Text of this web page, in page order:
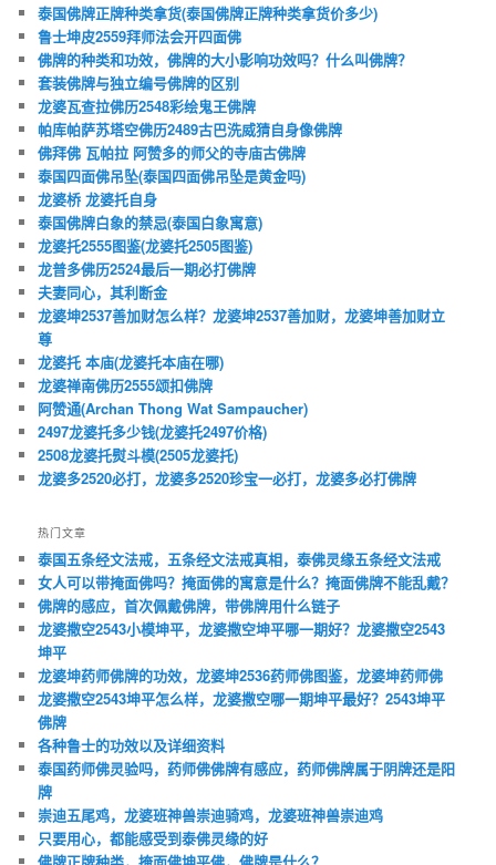
泰国佛牌正牌种类拿货(泰国佛牌正牌种类拿货价多少)
鲁士坤皮2559拜师法会开四面佛
佛牌的种类和功效，佛牌的大小影响功效吗？什么叫佛牌？
套装佛牌与独立编号佛牌的区别
龙婆瓦查拉佛历2548彩绘鬼王佛牌
帕库帕萨苏塔空佛历2489古巴洗威猜自身像佛牌
佛拜佛 瓦帕拉 阿赞多的师父的寺庙古佛牌
泰国四面佛吊坠(泰国四面佛吊坠是黄金吗)
龙婆桥 龙婆托自身
泰国佛牌白象的禁忌(泰国白象寓意)
龙婆托2555图鉴(龙婆托2505图鉴)
龙普多佛历2524最后一期必打佛牌
夫妻同心，其利断金
龙婆坤2537善加财怎么样？龙婆坤2537善加财，龙婆坤善加财立
尊
龙婆托 本庙(龙婆托本庙在哪)
龙婆禅南佛历2555颂扣佛牌
阿赞通(Archan Thong Wat Sampaucher)
2497龙婆托多少钱(龙婆托2497价格)
2508龙婆托熨斗模(2505龙婆托)
龙婆多2520必打，龙婆多2520珍宝一必打，龙婆多必打佛牌
热门文章
泰国五条经文法戒，五条经文法戒真相，泰佛灵缘五条经文法戒
女人可以带掩面佛吗？掩面佛的寓意是什么？掩面佛牌不能乱戴？
佛牌的感应，首次佩戴佛牌，带佛牌用什么链子
龙婆撒空2543小模坤平，龙婆撒空坤平哪一期好？龙婆撒空2543
坤平
龙婆坤药师佛牌的功效，龙婆坤2536药师佛图鉴，龙婆坤药师佛
龙婆撒空2543坤平怎么样，龙婆撒空哪一期坤平最好？2543坤平
佛牌
各种鲁士的功效以及详细资料
泰国药师佛灵验吗，药师佛佛牌有感应，药师佛牌属于阴牌还是阳
牌
崇迪五尾鸡，龙婆班神兽崇迪骑鸡，龙婆班神兽崇迪鸡
只要用心，都能感受到泰佛灵缘的好